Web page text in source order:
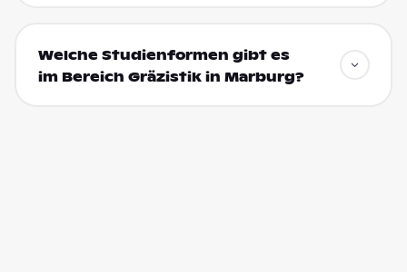
Welche Studienformen gibt es
im Bereich Gräzistik in Marburg?